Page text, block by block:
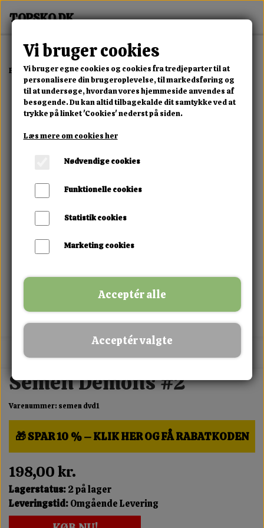
Forside Erotisk Kollektion Dvd Semen Demons #2
MIX FRIT · KØB 3 BETAL FOR 2
Semen Demons #2
Varenummer: semen dvd1
🎁 SPAR 10 % – KLIK HER OG FÅ RABATKODEN
198,00 kr.
Lagerstatus:2 på lager
Leveringstid:Omgående Levering
Vi bruger cookies
Vi bruger egne cookies og cookies fra tredjeparter til at
personalisere din brugeroplevelse, til markedsføring og
til at undersøge, hvordan vores hjemmeside anvendes af
besøgende. Du kan altid tilbagekalde dit samtykke ved at
trykke på linket 'Cookies' nederst på siden.
Læs mere om cookies her
Nødvendige cookies
Funktionelle cookies
Statistik cookies
Marketing cookies
Acceptér alle
Acceptér valgte